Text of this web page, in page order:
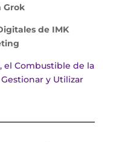
Grok
de IMK
el Combustible de la
y Utilizar